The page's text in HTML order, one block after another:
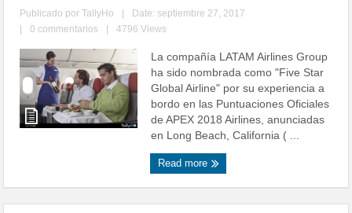
Publicado porTallyHo
Date: septiembre 27, 2017
0 commentarios 4796 Views
La compañía LATAM Airlines Group
ha sido nombrada como "Five Star
Global Airline" por su experiencia a
bordo en las Puntuaciones Oficiales
de APEX 2018 Airlines, anunciadas
en Long Beach, California ( ...
Read more